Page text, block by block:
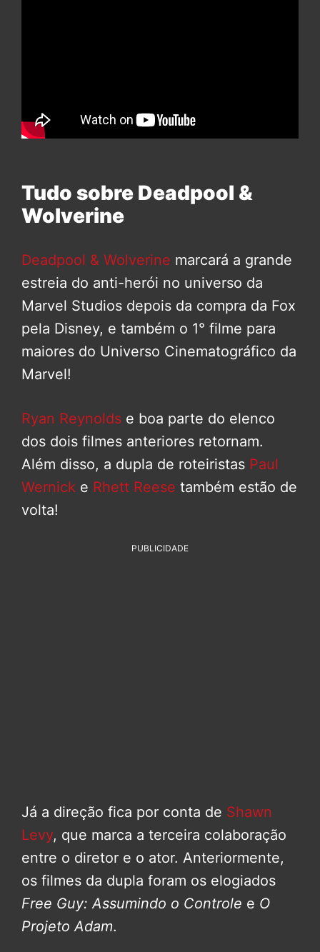
Tudo sobre Deadpool &
Wolverine
Deadpool & Wolverine marcará a grande
estreia do anti-herói no universo da
Marvel Studios depois da compra da Fox
pela Disney, e também o 1° filme para
maiores do Universo Cinematográfico da
Marvel!
Ryan Reynolds e boa parte do elenco
dos dois filmes anteriores retornam.
Além disso, a dupla de roteiristas Paul
Wernick e Rhett Reese também estão de
volta!
PUBLICIDADE
Já a direção fica por conta de Shawn
Levy, que marca a terceira colaboração
entre o diretor e o ator. Anteriormente,
os filmes da dupla foram os elogiados
Free Guy: Assumindo o Controle e O
Projeto Adam.